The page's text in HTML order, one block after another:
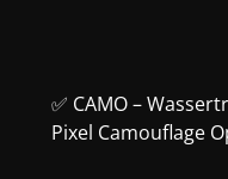
✅ CAMO –
Pixel Camouflage